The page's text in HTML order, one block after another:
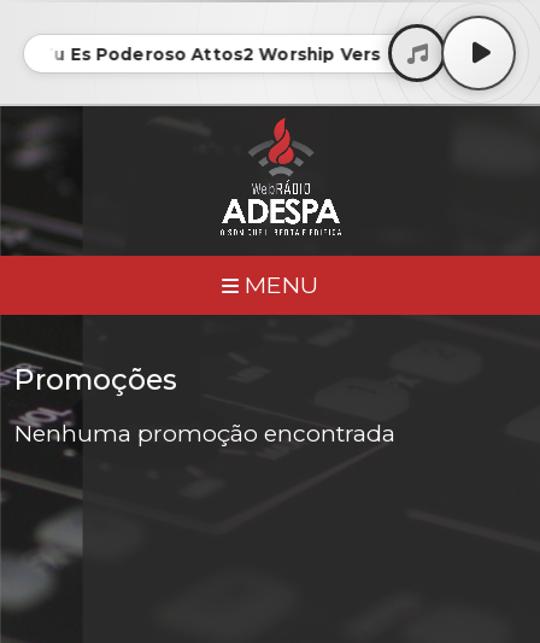
Tu És Poderoso Attos2 Worship Versão - 256 •
MENU
Promoções
Nenhuma promoção encontrada